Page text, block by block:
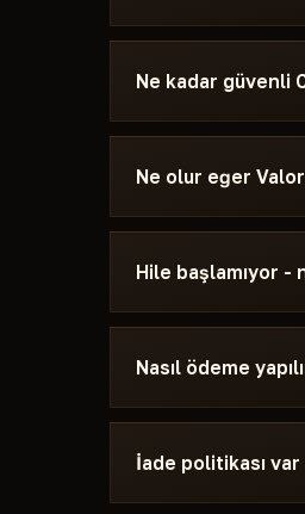
Ödeme sonrası
Windows sürümü,
Ne kadar güvenli
Hile, şunun güncel
durum kartta
güncellemesinden
Ne olur eğer
Yamadan sonra 24
Düzeltme hazır
Hile başlamıyor -
Discord'a hatanın
boot modu, Secure
Nasıl ödeme
Kripto para veya
sonra erişim
İade politikası var